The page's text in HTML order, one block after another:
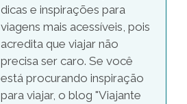
dicas e inspirações para
viagens mais acessíveis, pois
acredita que viajar não
precisa ser caro. Se você
está procurando inspiração
para viajar, o blog "Viajante